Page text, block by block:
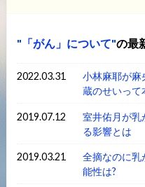
「がん」について の最
2022.03.31
小林麻耶が麻
蔵のせいって
2019.07.12
室井佑月が乳
る影響とは
2019.03.21
全摘なのに乳
能性は?